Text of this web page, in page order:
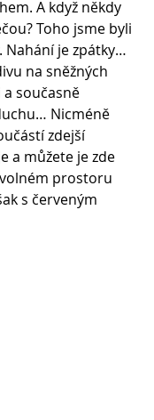
A když někdy
Toho jsme byli
Nahání je zpátky…
na sněžných
současně
Nicméně
zdejší
a můžete je zde
prostoru
s červeným